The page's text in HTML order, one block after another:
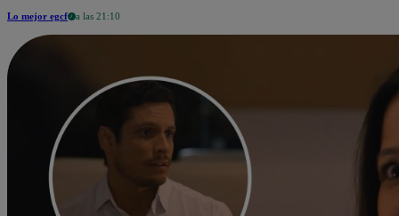
Lo mejor egcf a las 21:10